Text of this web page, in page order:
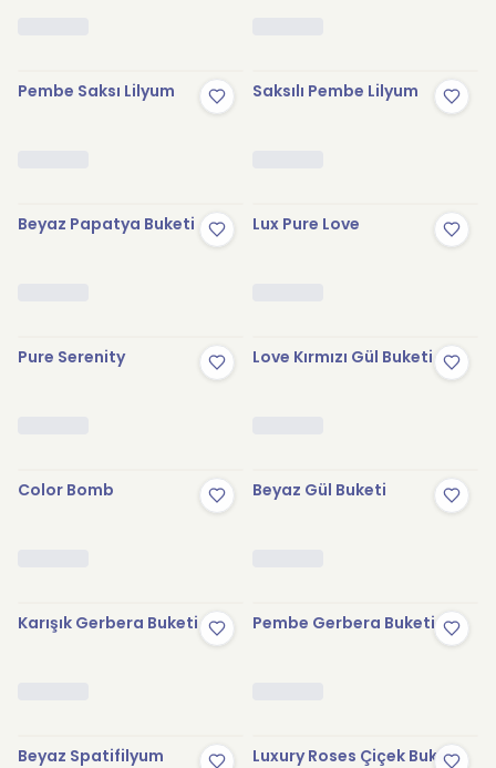
Pembe Saksı Lilyum Saksılı Pembe Lilyum
Beyaz Papatya Buketi Lux Pure Love
Pure Serenity Love Kırmızı Gül Buketi
Color Bomb Beyaz Gül Buketi
Karışık Gerbera Buketi Pembe Gerbera Buketi
Beyaz Spatifilyum Luxury Roses Çiçek Buketi